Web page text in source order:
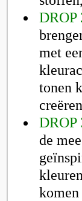
DROP
met
tonen
DROP
de